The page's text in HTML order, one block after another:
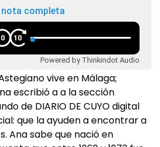
nota completa
10
Powered by Thinkindot Audio
vive en Málaga;
escribió a a la sección
de DIARIO DE CUYO digital
que la ayuden a encontrar a
Ana sabe que nació en